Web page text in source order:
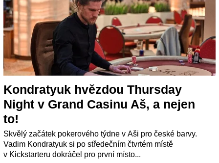
Kondratyuk hvězdou Thursday
Night v Grand Casinu Aš, a nejen
to!
Skvělý začátek pokerového týdne v Aši pro české barvy.
Vadim Kondratyuk si po středečním čtvrtém místě
v Kickstarteru dokráčel pro první místo...